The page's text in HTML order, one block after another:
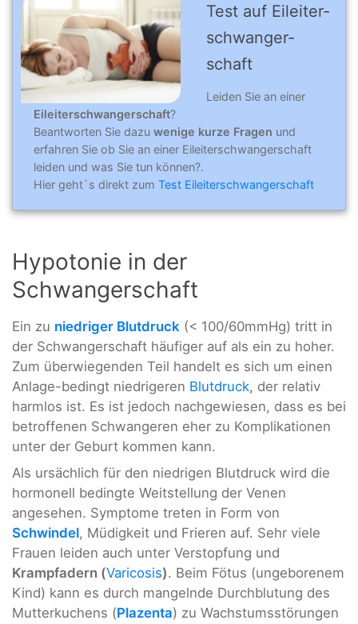
Test auf Eileiter­­
schwanger­
schaft
Leiden Sie an einer
Eileiterschwangerschaft?
Beantworten Sie dazu wenige kurze Fragen und
erfahren Sie ob Sie an einer Eileiterschwangerschaft
leiden und was Sie tun können?.
Hier geht`s direkt zum Test Eileiterschwangerschaft
Hypotonie in der
Schwangerschaft
Ein zu niedriger Blutdruck (< 100/60mmHg) tritt in
der Schwangerschaft häufiger auf als ein zu hoher.
Zum überwiegenden Teil handelt es sich um einen
Anlage-bedingt niedrigeren Blutdruck, der relativ
harmlos ist. Es ist jedoch nachgewiesen, dass es bei
betroffenen Schwangeren eher zu Komplikationen
unter der Geburt kommen kann.
Als ursächlich für den niedrigen Blutdruck wird die
hormonell bedingte Weitstellung der Venen
angesehen. Symptome treten in Form von
Schwindel, Müdigkeit und Frieren auf. Sehr viele
Frauen leiden auch unter Verstopfung und
Krampfadern (Varicosis). Beim Fötus (ungeborenem
Kind) kann es durch mangelnde Durchblutung des
Mutterkuchens (Plazenta) zu Wachstumsstörungen